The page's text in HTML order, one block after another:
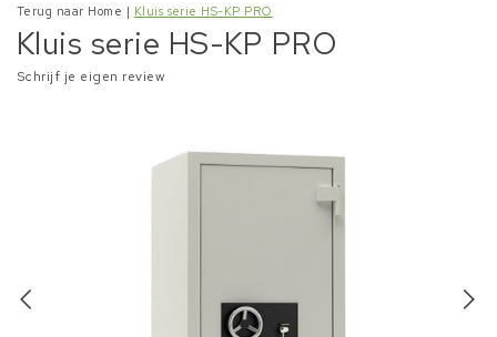
Terug naar Home | Kluis serie HS-KP PRO
Kluis serie HS-KP PRO
Schrijf je eigen review